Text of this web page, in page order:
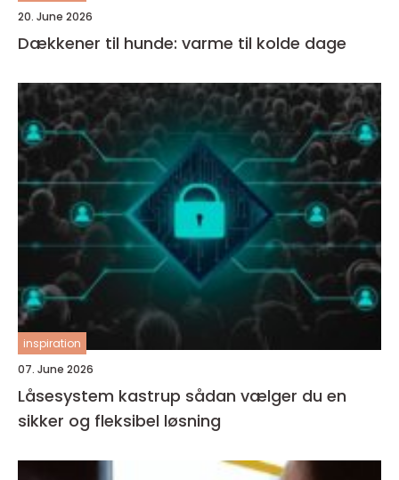
20. June 2026
Dækkener til hunde: varme til kolde dage
inspiration
07. June 2026
Låsesystem kastrup sådan vælger du en
sikker og fleksibel løsning